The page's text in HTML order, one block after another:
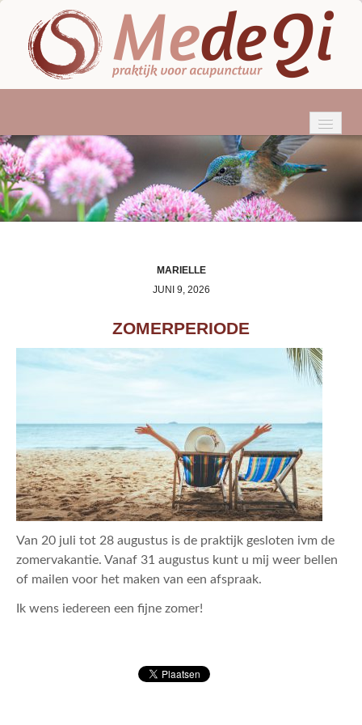
HOME
WIE BEN IK?
ACUPUNCTUUR
TARIEVEN & VERGOEDINGEN
ACTUEEL
MARIELLE
JUNI 9, 2026
ZOMERPERIODE
Van 20 juli tot 28 augustus is de praktijk gesloten ivm de
zomervakantie. Vanaf 31 augustus kunt u mij weer bellen
of mailen voor het maken van een afspraak.
Ik wens iedereen een fijne zomer!